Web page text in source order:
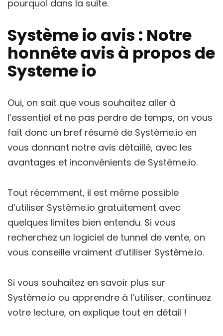
pourquoi dans la suite.
Système io avis : Notre
honnête avis à propos de
Systeme io
Oui, on sait que vous souhaitez aller à
l’essentiel et ne pas perdre de temps, on vous
fait donc un bref résumé de Système.io en
vous donnant notre avis détaillé, avec les
avantages et inconvénients de Système.io.
Tout récemment, il est même possible
d’utiliser Système.io gratuitement avec
quelques limites bien entendu. Si vous
recherchez un logiciel de tunnel de vente, on
vous conseille vraiment d’utiliser Système.io.
Si vous souhaitez en savoir plus sur
Système.io ou apprendre à l’utiliser, continuez
votre lecture, on explique tout en détail !